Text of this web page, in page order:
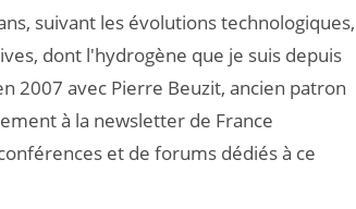
suivant les évolutions technologiques,
dont l'hydrogène que je suis depuis
2007 avec Pierre Beuzit, ancien patron
à la newsletter de France
et de forums dédiés à ce